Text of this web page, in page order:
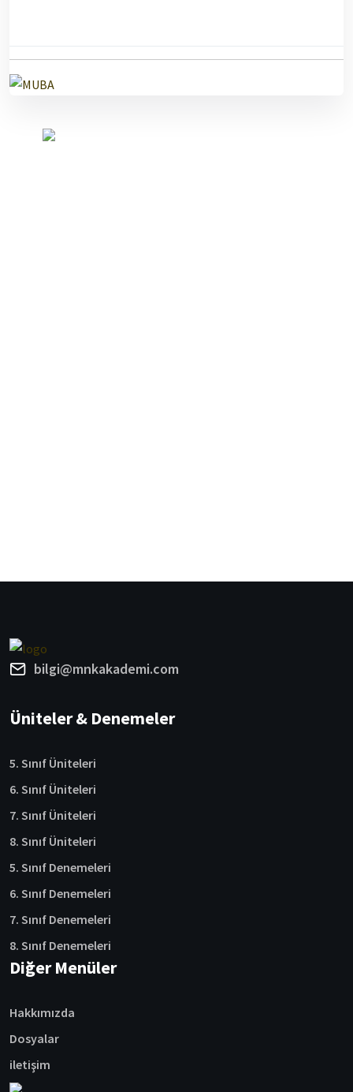
bilgi@mnkakademi.com
Üniteler & Denemeler
5. Sınıf Üniteleri
6. Sınıf Üniteleri
7. Sınıf Üniteleri
8. Sınıf Üniteleri
5. Sınıf Denemeleri
6. Sınıf Denemeleri
7. Sınıf Denemeleri
8. Sınıf Denemeleri
Diğer Menüler
Hakkımızda
Dosyalar
iletişim